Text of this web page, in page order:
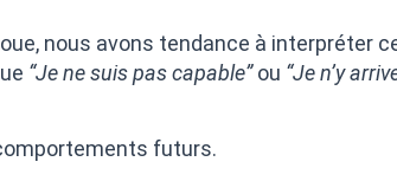
nous avons tendance à interpréter
“Je ne suis pas capable”ou “Je n’y
futurs.